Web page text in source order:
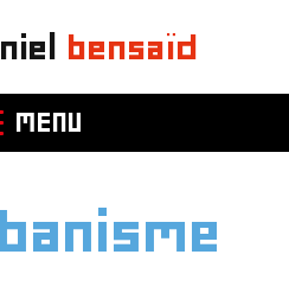
bensaïd
MENU